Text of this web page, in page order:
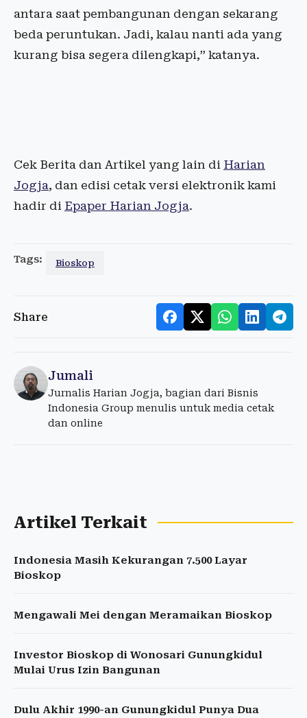
antara saat pembangunan dengan sekarang
beda peruntukan. Jadi, kalau nanti ada yang
kurang bisa segera dilengkapi,” katanya.
Cek Berita dan Artikel yang lain di Harian
Jogja, dan edisi cetak versi elektronik kami
hadir di Epaper Harian Jogja.
Tags: Bioskop
Share
Jumali
Jurnalis Harian Jogja, bagian dari Bisnis
Indonesia Group menulis untuk media cetak
dan online
Artikel Terkait
Indonesia Masih Kekurangan 7.500 Layar
Bioskop
Mengawali Mei dengan Meramaikan Bioskop
Investor Bioskop di Wonosari Gunungkidul
Mulai Urus Izin Bangunan
Dulu Akhir 1990-an Gunungkidul Punya Dua